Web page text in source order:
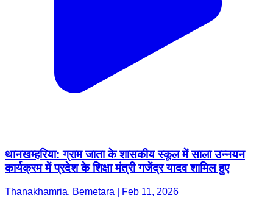
थानखम्हरिया: ग्राम जाता के शासकीय स्कूल में साला उन्नयन
कार्यक्रम में प्रदेश के शिक्षा मंत्री गजेंद्र यादव शामिल हुए
Thanakhamria, Bemetara | Feb 11, 2026